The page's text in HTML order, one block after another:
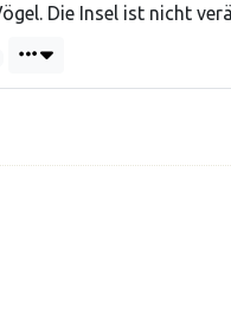
Die Insel ist nicht